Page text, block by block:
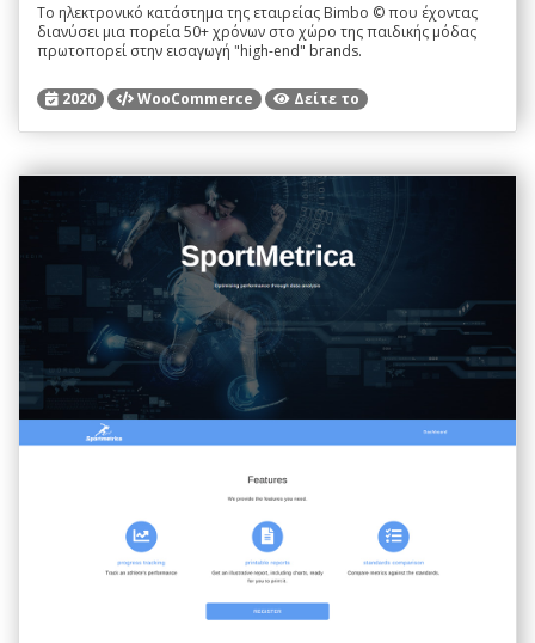
Το ηλεκτρονικό κατάστημα της εταιρείας Bimbo © που έχοντας
διανύσει μια πορεία 50+ χρόνων στο χώρο της παιδικής μόδας
πρωτοπορεί στην εισαγωγή "high-end" brands.
2020 WooCommerce Δείτε το